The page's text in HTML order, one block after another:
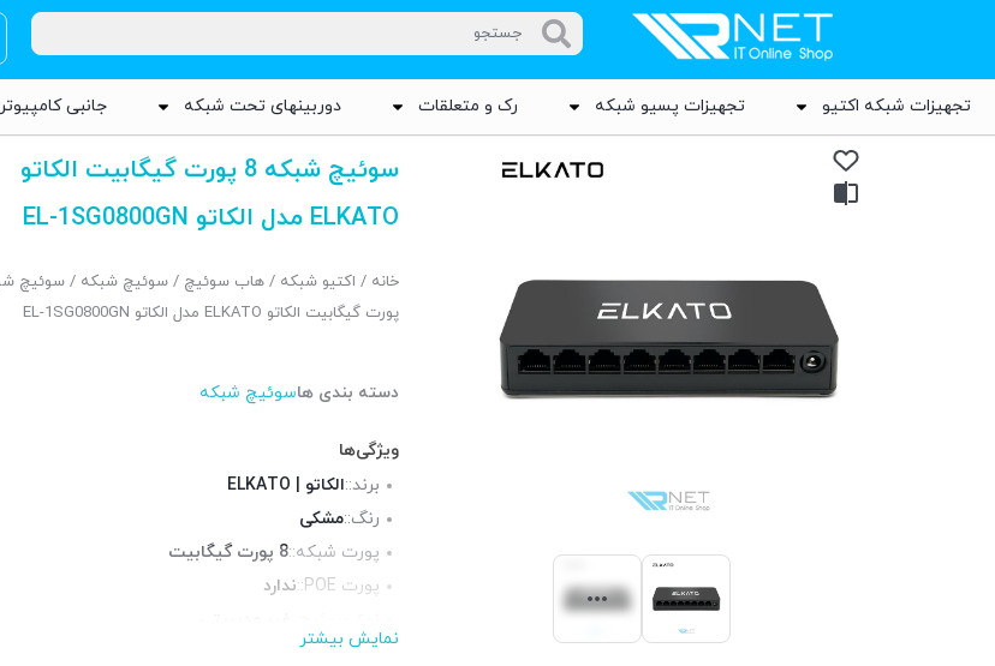
تجهیزات شبکه اکتیو تجهیزات پسیو شبکه رک و متعلقات دوربینهای تحت شبکه جانبی کامپیوتر
سوئیچ شبکه 8 پورت گیگابیت الکاتو
ELKATO مدل الکاتو EL-1SG0800GN
خانه / اکتیو شبکه /هاب سوئیچ /سوئیچ شبکه
پورت گیگابیت الکاتو ELKATO مدل الکاتو EL-1SG0800GN
دسته بندی هاسوئیچ شبکه
ویژگی‌ها
برند::الکاتو | ELKATO
رنگ::مشکی
پورت شبکه::8 پورت گیگابیت
پورت POE::
ندارد
قابلیت نصب در رک::
نمایش بیشتر